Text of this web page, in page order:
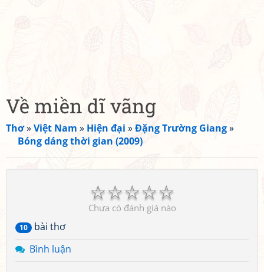
Về miền dĩ vãng
Thơ»Việt Nam » Hiện đại »Đặng Trường Giang»
Bóng dáng thời gian (2009)
☆
☆
☆
☆
☆
Chưa có đánh giá nào
10
bài thơ
Bình luận